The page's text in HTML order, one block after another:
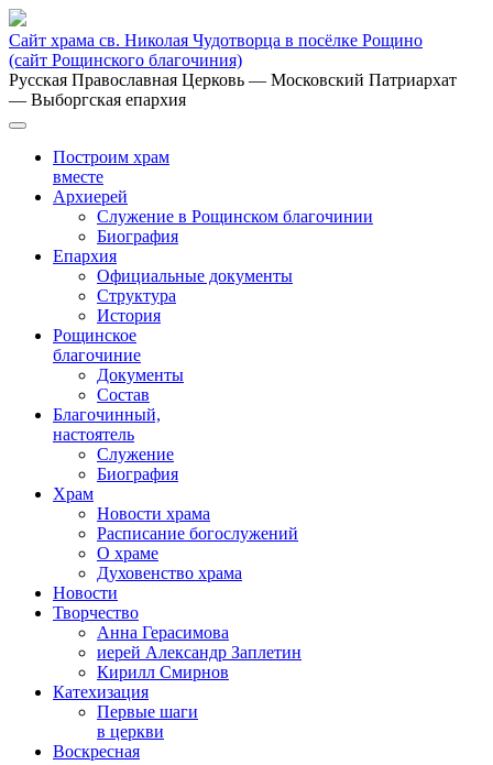
Сайт храма св. Николая Чудотворца в посёлке Рощино
(сайт Рощинского благочиния)
Русская Православная Церковь — Московский Патриархат
— Выборгская епархия
Построим храм
вместе
Архиерей
Служение в Рощинском благочинии
Биография
Епархия
Официальные документы
Структура
История
Рощинское
благочиние
Документы
Состав
Благочинный,
настоятель
Служение
Биография
Храм
Новости храма
Расписание богослужений
О храме
Духовенство храма
Новости
Творчество
Анна Герасимова
иерей Александр Заплетин
Кирилл Смирнов
Катехизация
Первые шаги
в церкви
Воскресная